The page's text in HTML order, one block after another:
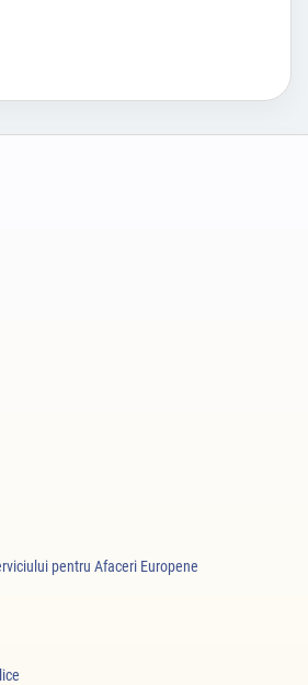
pentru Afaceri Europene